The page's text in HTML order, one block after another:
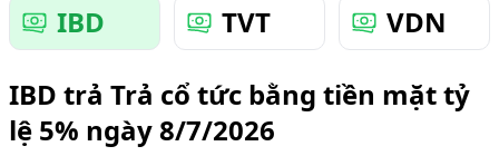
IBD TVT
VDN
IBD trả Trả cổ tức bằng tiền mặt tỷ
lệ 5% ngày 8/7/2026